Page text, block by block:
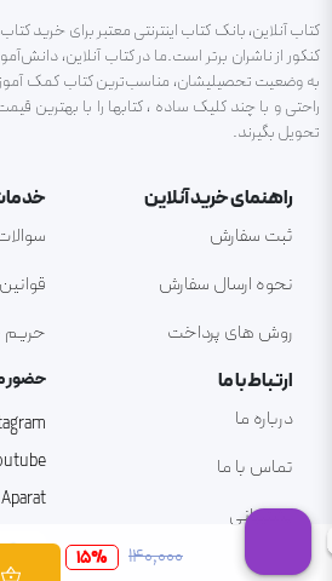
۱۴۰٬۰۰۰ 15%
کتاب آنلاین، بانک کتاب اینترنتی معتبر برای
کنکور از ناشران برتر است.ما در کتاب آنلاین،
به وضعیت تحصیلیشان، مناسب‌ترین کتاب کمک
راحتی و با چند کلیک ساده ، کتابها را با بهترین
تحویل بگیرند.
راهنمای خرید آنلاین
ثبت سفارش
نحوه ارسال سفارش
روش های پرداخت
ارتباط با ما
درباره ما
تماس با ما
پشتیبانی
حضور
Aparat